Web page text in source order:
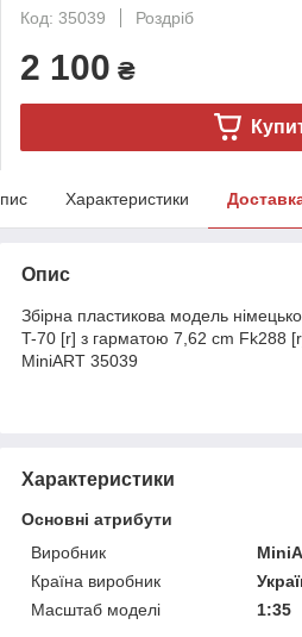
Код: 35039
Роздріб
2 100 ₴
Характеристики
Опис
Збірна пластикова модель
T-70 [r] з гарматою 7,62 cm Fk288
MiniART 35039
Характеристики
Основні атрибути
Виробник
Країна виробник
Масштаб моделі
1:35